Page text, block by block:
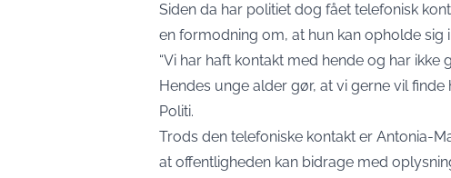
Siden da har politiet dog fået telefonisk
en formodning om, at hun kan opholde sig
“Vi har haft kontakt med hende og har
Hendes unge alder gør, at vi gerne vil
Politi.
Trods den telefoniske kontakt er Antonia-
at offentligheden kan bidrage med